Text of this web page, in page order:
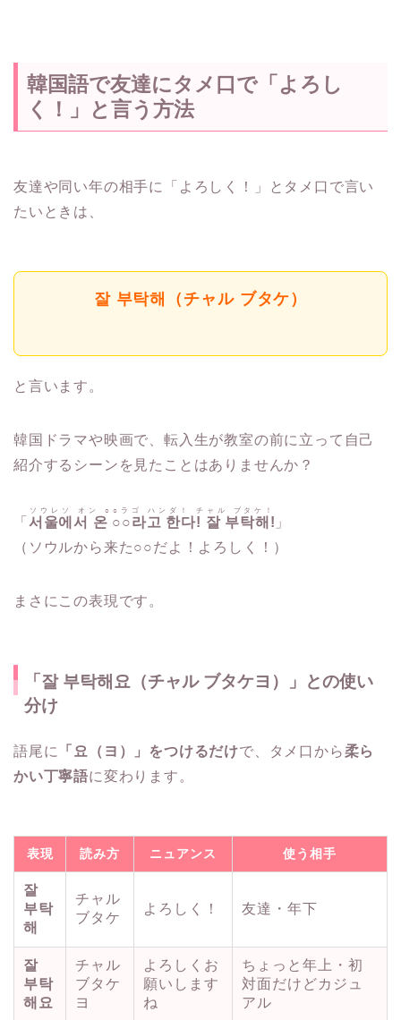
韓国語で友達にタメ口で「よろし
く！」と言う方法
友達や同い年の相手に「よろしく！」とタメ口で言い
たいときは、
잘 부탁해（チャル ブタケ）
と言います。
韓国ドラマや映画で、転入生が教室の前に立って自己
紹介するシーンを見たことはありませんか？
「 서울에서 온 ○○라고 한다! 잘 부탁해!
ソウレソ オン ○○ラゴ ハンダ！ チャル ブタケ！
」
（ソウルから来た○○だよ！よろしく！）
まさにこの表現です。
「잘 부탁해요（チャル ブタケヨ）」との使い
分け
語尾に 「요（ヨ）」をつけるだけで、タメ口から柔ら
かい丁寧語に変わります。
表現 読み方 ニュアンス 使う相手
잘
부탁
해
チャル
ブタケ
よろしく！ 友達・年下
잘
부탁
해요
チャル
ブタケ
ヨ
よろしくお
願いします
ね
ちょっと年上・初
対面だけどカジュ
アル